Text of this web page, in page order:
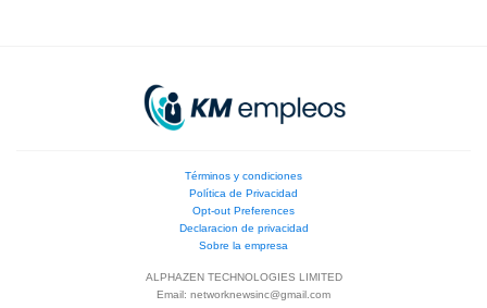
Términos y condiciones
Política de Privacidad
Opt-out Preferences
Declaracion de privacidad
Sobre la empresa
ALPHAZEN TECHNOLOGIES LIMITED
Email: networknewsinc@gmail.com